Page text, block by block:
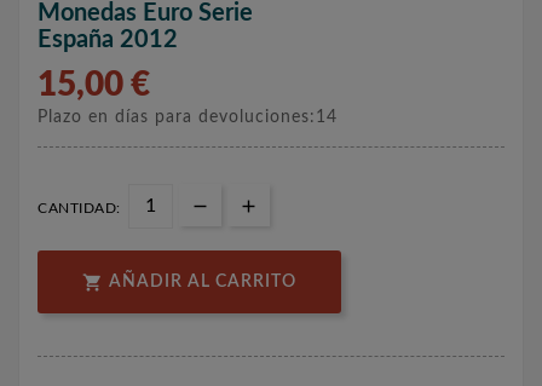
Monedas Euro Serie
España 2012
15,00 €
Plazo en días para devoluciones:14
CANTIDAD:
 AÑADIR AL CARRITO